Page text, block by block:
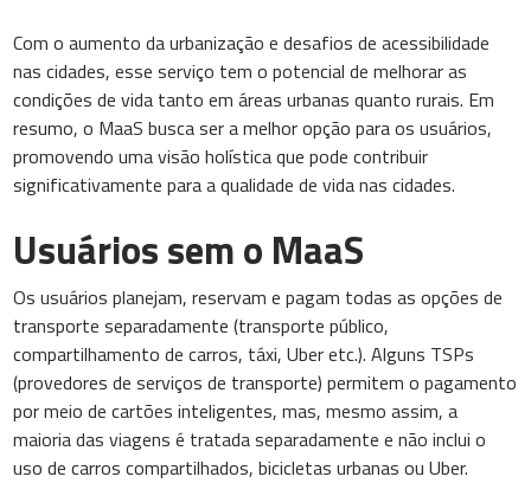
Com o aumento da urbanização e desafios de acessibilidade
nas cidades, esse serviço tem o potencial de melhorar as
condições de vida tanto em áreas urbanas quanto rurais. Em
resumo, o MaaS busca ser a melhor opção para os usuários,
promovendo uma visão holística que pode contribuir
significativamente para a qualidade de vida nas cidades.
Usuários sem o MaaS
Os usuários planejam, reservam e pagam todas as opções de
transporte separadamente (transporte público,
compartilhamento de carros, táxi, Uber etc.). Alguns TSPs
(provedores de serviços de transporte) permitem o pagamento
por meio de cartões inteligentes, mas, mesmo assim, a
maioria das viagens é tratada separadamente e não inclui o
uso de carros compartilhados, bicicletas urbanas ou Uber.